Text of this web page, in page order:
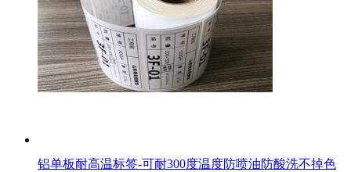
铝单板耐高温标签-可耐300度温度防喷油防酸洗不掉色